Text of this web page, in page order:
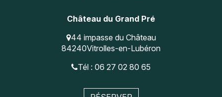
Château du Grand Pré
44 impasse du Château
84240Vitrolles-en-Lubéron
Tél : 06 27 02 80 65